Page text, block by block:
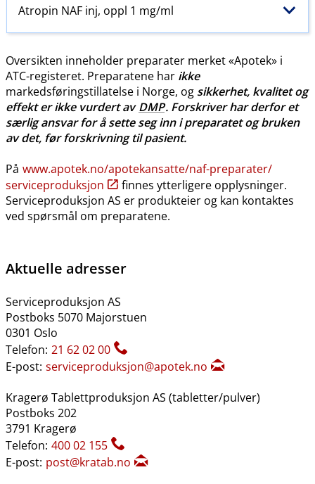
Atropin NAF inj, oppl 1 mg/ml
Oversikten inneholder preparater merket «Apotek» i
ATC-registeret. Preparatene har ikke
markedsføringstillatelse i Norge, og sikkerhet, kvalitet og
effekt er ikke vurdert avDMP. Forskriver har derfor et
særlig ansvar for å sette seg inn i preparatet og bruken
av det, før forskrivning til pasient.
På www.apotek.no​/​apotekansatte​/​naf-preparater​/​
serviceproduksjon
finnes ytterligere opplysninger.
Serviceproduksjon AS er produkteier og kan kontaktes
ved spørsmål om preparatene.
Aktuelle adresser
Serviceproduksjon AS
Postboks 5070 Majorstuen
0301 Oslo
Telefon: 21 62 02 00
E-post: serviceproduksjon@apotek.no
Kragerø Tablettproduksjon AS (tabletter​/​pulver)
Postboks 202
3791 Kragerø
Telefon: 400 02 155
E-post: post@kratab.no